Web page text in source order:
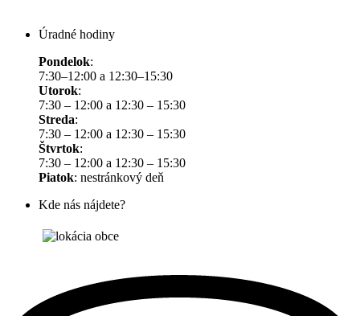
Úradné hodiny
Pondelok:
7:30–12:00 a 12:30–15:30
Utorok:
7:30 – 12:00 a 12:30 – 15:30
Streda:
7:30 – 12:00 a 12:30 – 15:30
Štvrtok:
7:30 – 12:00 a 12:30 – 15:30
Piatok: nestránkový deň
Kde nás nájdete?